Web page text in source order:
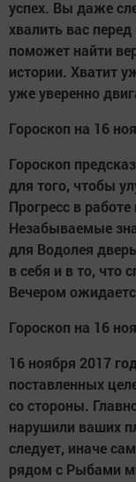
успех. Вы даже
хвалить вас
поможет найти
истории. Хватит
уже уверенно
Гороскоп на 16
Гороскоп
для того, чтобы
Прогресс в
Незабываемые
для Водолея
в себя и в то, что
Вечером
Гороскоп на 16
16 ноября 2017
поставленных
со стороны.
нарушили ваших
следует, иначе
рядом с Рыбами